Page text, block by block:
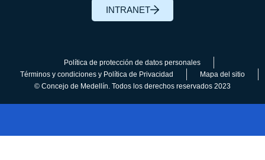
INTRANET
Política de protección de datos personales
Términos y condiciones y Política de Privacidad
Mapa del sitio
© Concejo de Medellín. Todos los derechos reservados 2023